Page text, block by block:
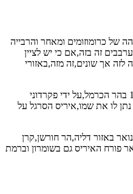
של כרומוזומים ומאחר והרבייה
זה בזה,אם כי יש לציין
אך שונים,זה מזה,באזורי
איריס הסרגל התגלה לראשונה ב 1883 בהר הכרמל,על ידי פקרדוני
לו את שמו,איריס הסרגל על
באזור דליה,הר חורשן,קרן
פורח האיריס גם בשומרון וברמת